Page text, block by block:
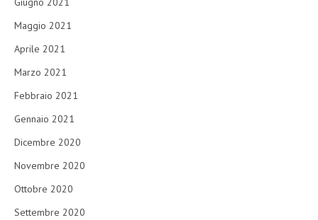
Maggio 2021
Aprile 2021
Marzo 2021
Febbraio 2021
Gennaio 2021
Dicembre 2020
Novembre 2020
Ottobre 2020
Settembre 2020